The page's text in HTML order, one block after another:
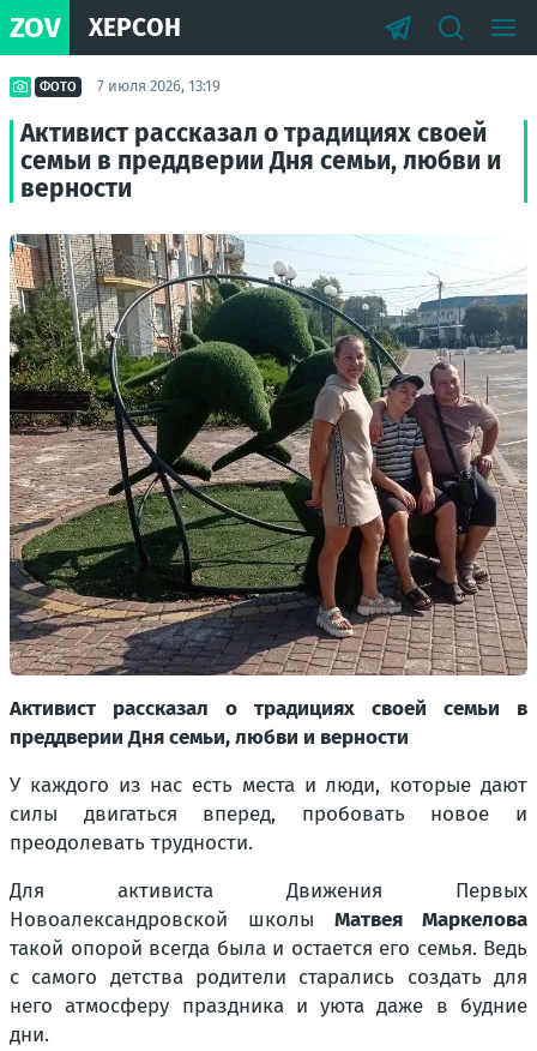
ZOV ХЕРСОН
ФОТО 7 июля 2026, 13:19
Активист рассказал о традициях своей
семьи в преддверии Дня семьи, любви и
верности
Активист рассказал о традициях своей семьи в
преддверии Дня семьи, любви и верности
У каждого из нас есть места и люди, которые дают
силы двигаться вперед, пробовать новое и
преодолевать трудности.
Для активиста Движения Первых
Новоалександровской школы Матвея Маркелова
такой опорой всегда была и остается его семья. Ведь
с самого детства родители старались создать для
него атмосферу праздника и уюта даже в будние
дни.